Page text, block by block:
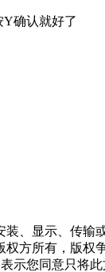
确认就好了
、显示、传输
方所有，版
示您同意只将